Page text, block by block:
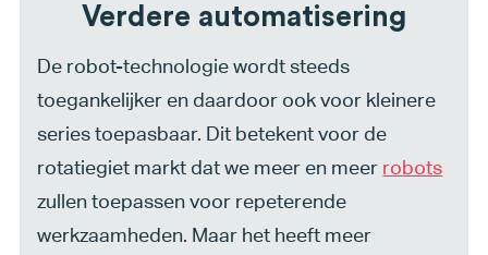
Verdere automatisering
De robot-technologie wordt steeds
toegankelijker en daardoor ook voor kleinere
series toepasbaar. Dit betekent voor de
rotatiegiet markt dat we meer en meer robots
zullen toepassen voor repeterende
werkzaamheden. Maar het heeft meer